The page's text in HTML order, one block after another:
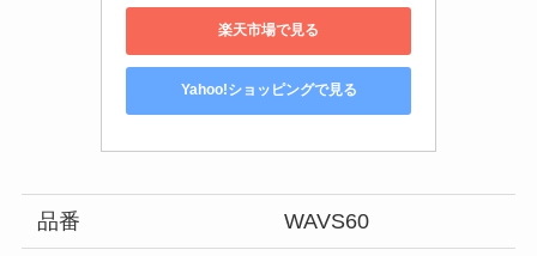
楽天市場で見る
Yahoo!ショッピングで見る
品番 WAVS60